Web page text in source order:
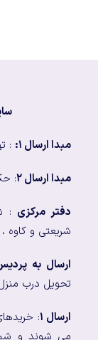
مبدا ارسال ۱: :
مبدا ارسال ۲ :
دفتر مرکزی :
شریعتی و کاوه
ارسال به
تحویل درب
ارسال ۱ :